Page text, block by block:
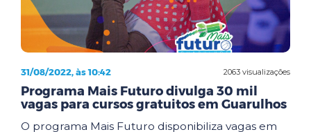
2063 visualizações
31/08/2022, às 10:42
Programa Mais Futuro divulga 30 mil
vagas para cursos gratuitos em Guarulhos
O programa Mais Futuro disponibiliza vagas em